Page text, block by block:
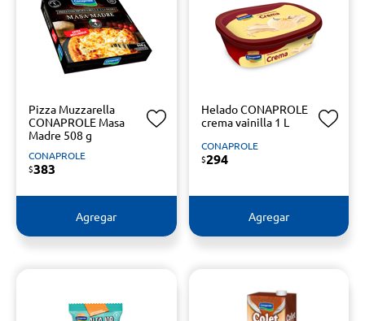
Pizza Muzzarella
CONAPROLE Masa
Madre 508 g
CONAPROLE
$383
Agregar
Helado CONAPROLE
crema vainilla 1 L
CONAPROLE
$294
Agregar